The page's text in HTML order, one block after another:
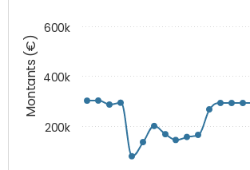
Montants (€)
200k
400k
600k